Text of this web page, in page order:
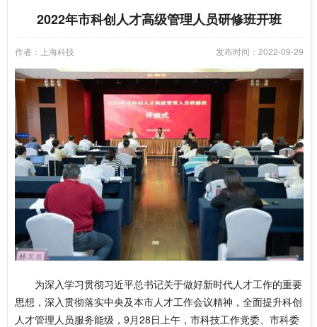
2022年市科创人才高级管理人员研修班开班
作者：上海科技 发布时间：2022-09-29
为深入学习贯彻习近平总书记关于做好新时代人才工作的重要
思想，深入贯彻落实中央及本市人才工作会议精神，全面提升科创
人才管理人员服务能级，9月28日上午，市科技工作党委、市科委